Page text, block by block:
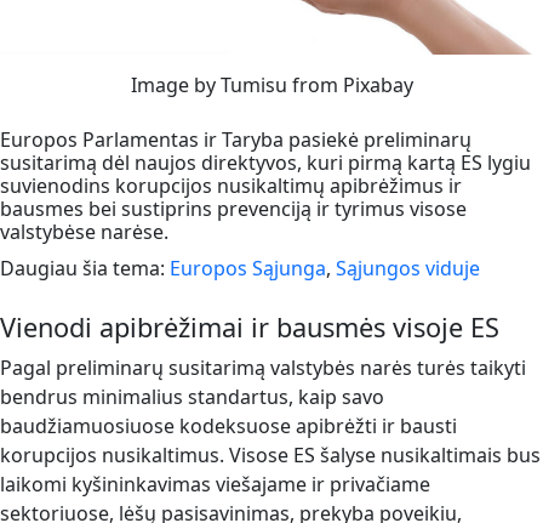
Image by Tumisu from Pixabay
Europos Parlamentas ir Taryba pasiekė preliminarų
susitarimą dėl naujos direktyvos, kuri pirmą kartą ES lygiu
suvienodins korupcijos nusikaltimų apibrėžimus ir
bausmes bei sustiprins prevenciją ir tyrimus visose
valstybėse narėse.
Daugiau šia tema: Europos Sąjunga, Sąjungos viduje
Vienodi apibrėžimai ir bausmės visoje ES
Pagal preliminarų susitarimą valstybės narės turės taikyti
bendrus minimalius standartus, kaip savo
baudžiamuosiuose kodeksuose apibrėžti ir bausti
korupcijos nusikaltimus. Visose ES šalyse nusikaltimais bus
laikomi kyšininkavimas viešajame ir privačiame
sektoriuose, lėšų pasisavinimas, prekyba poveikiu,